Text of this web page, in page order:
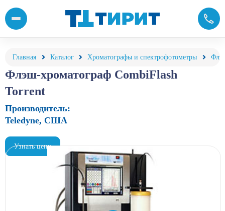
Главная Каталог Хроматографы и спектрофотометры
Флэш-хроматограф CombiFlash
Torrent
Производитель:
Teledyne, США
Узнать цену